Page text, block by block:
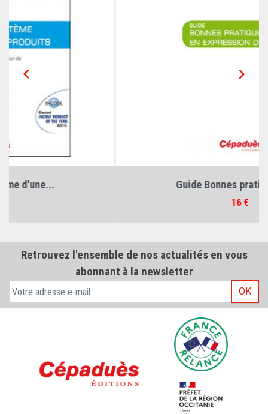

Guide Bonnes pratiques en...

Retrouvez l'ensemble de nos actualités en vous
abonnant à la newsletter
OK